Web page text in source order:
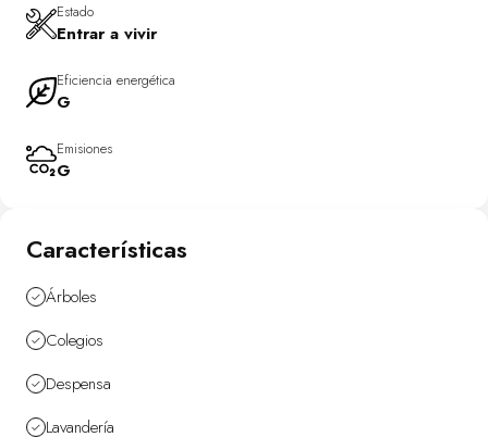
Estado
Entrar a vivir
Eficiencia energética
G
Emisiones
G
Características
Árboles
Colegios
Despensa
Lavandería